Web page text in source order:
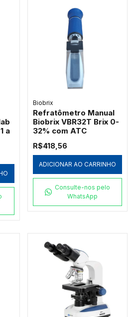
a
Biobrix
Refratômetro Manual
Biobrix VBR32T Brix 0-
32% com ATC
R$418,56
ADICIONAR AO CARRINHO
Consulte-nos pelo
WhatsApp